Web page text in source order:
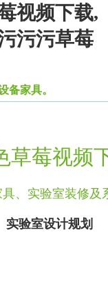
视频下载,
污污草莓
具。
草莓视频
、实验室装修
实验室设计规划